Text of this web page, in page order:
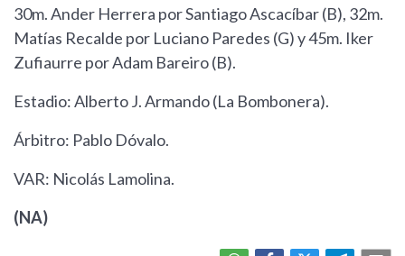
30m. Ander Herrera por Santiago Ascacíbar (B), 32m.
Matías Recalde por Luciano Paredes (G) y 45m. Iker
Zufiaurre por Adam Bareiro (B).
Estadio: Alberto J. Armando (La Bombonera).
Árbitro: Pablo Dóvalo.
VAR: Nicolás Lamolina.
(NA)